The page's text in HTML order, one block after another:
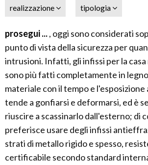
realizzazione
tipologia
prosegui ..., oggi sono considerati
punto di vista della sicurezza per
intrusioni. Infatti, gli infissi per la
sono più fatti completamente in
materiale con il tempo e
tende a gonfiarsi e deformarsi, ed è
riuscire a scassinarlo dall'esterno; di
preferisce usare degli infissi
strati di metallo rigido e spesso,
certificabile secondo standard